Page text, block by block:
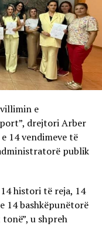
e
drejtori Arber
14 vendimeve të
publik
histori të reja, 14
14 bashkëpunëtorë
u shpreh